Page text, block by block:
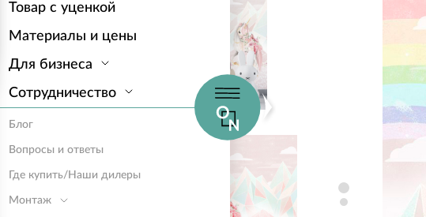
Товар с уценкой
Материалы и цены
Для бизнеса
Сотрудничество
Блог
Вопросы и ответы
Где купить/Наши дилеры
Монтаж